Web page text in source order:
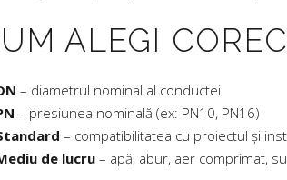
ALEGI
– diametrul nominal al conductei
– presiunea nominală (ex: PN10, PN16)
– compatibilitatea cu proiectul și
de lucru – apă, abur, aer comprimat,